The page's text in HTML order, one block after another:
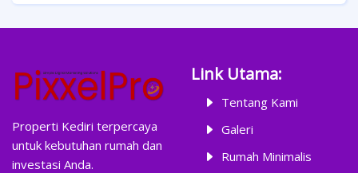
Properti Kediri terpercaya
untuk kebutuhan rumah dan
investasi Anda.
Link Utama:
Tentang Kami
Galeri
Rumah Minimalis